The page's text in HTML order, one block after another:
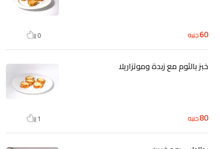
60جنيه 0
خبز بالثوم مع زبدة وموتزاريلا
80جنيه 1